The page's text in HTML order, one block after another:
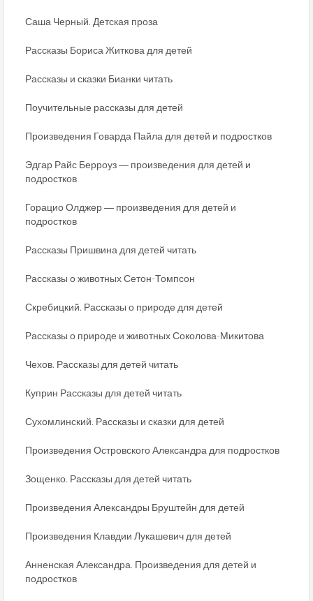
Саша Черный. Детская проза
Рассказы Бориса Житкова для детей
Рассказы и сказки Бианки читать
Поучительные рассказы для детей
Произведения Говарда Пайла для детей и подростков
Эдгар Райс Берроуз ― произведения для детей и
подростков
Горацио Олджер ― произведения для детей и
подростков
Рассказы Пришвина для детей читать
Рассказы о животных Сетон-Томпсон
Скребицкий. Рассказы о природе для детей
Рассказы о природе и животных Соколова-Микитова
Чехов. Рассказы для детей читать
Куприн Рассказы для детей читать
Сухомлинский. Рассказы и сказки для детей
Произведения Островского Александра для подростков
Зощенко. Рассказы для детей читать
Произведения Александры Бруштейн для детей
Произведения Клавдии Лукашевич для детей
Анненская Александра. Произведения для детей и
подростков